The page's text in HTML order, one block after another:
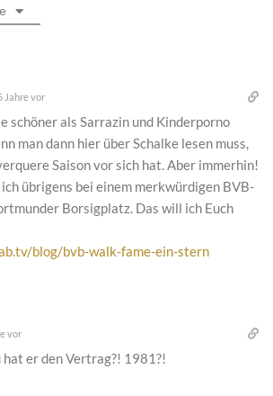
Jahre vor
schöner als Sarrazin und Kinderporno
man dann hier über Schalke lesen muss,
Saison vor sich hat. Aber immerhin!
übrigens bei einem merkwürdigen BVB-
Borsigplatz. Das will ich Euch
blog/bvb-walk-fame-ein-stern
vor
hat er den Vertrag?! 1981?!